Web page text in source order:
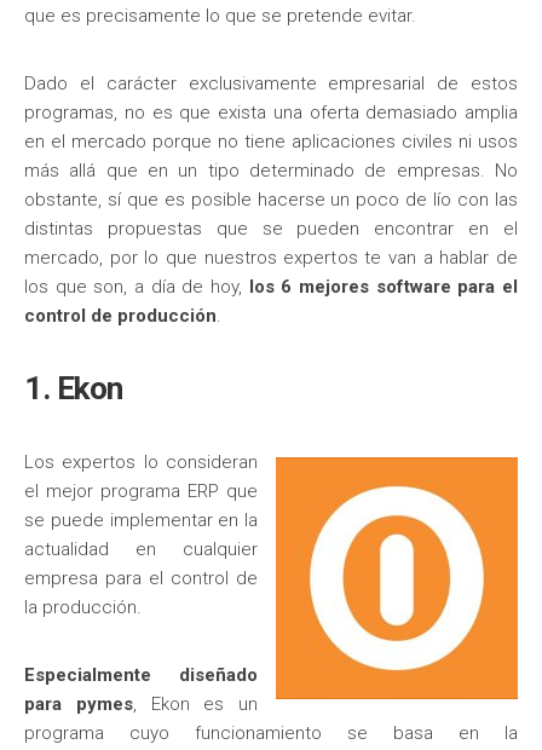
que es precisamente lo que se pretende evitar.
Dado el carácter exclusivamente empresarial de estos
programas, no es que exista una oferta demasiado amplia
en el mercado porque no tiene aplicaciones civiles ni usos
más allá que en un tipo determinado de empresas. No
obstante, sí que es posible hacerse un poco de lío con las
distintas propuestas que se pueden encontrar en el
mercado, por lo que nuestros expertos te van a hablar de
los que son, a día de hoy, los 6 mejores software para el
control de producción.
1. Ekon
Los expertos lo consideran
el mejor programa ERP que
se puede implementar en la
actualidad en cualquier
empresa para el control de
la producción.
Especialmente diseñado
para pymes, Ekon es un
programa cuyo funcionamiento se basa en la